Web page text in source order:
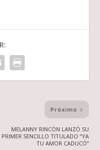
Próximo
MELANNY RINCÓN LANZÓ SU
PRIMER SENCILLO TITULADO “YA
TU AMOR CADUCÓ”